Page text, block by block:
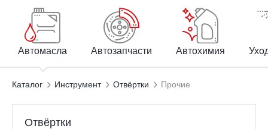
Автомасла Автозапчасти Автохимия
Каталог Инструмент Отвёртки Прочие
Отвёртки